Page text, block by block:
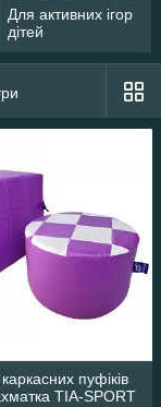
Для активних ігор
дітей
пуфіків
TIA-SPORT